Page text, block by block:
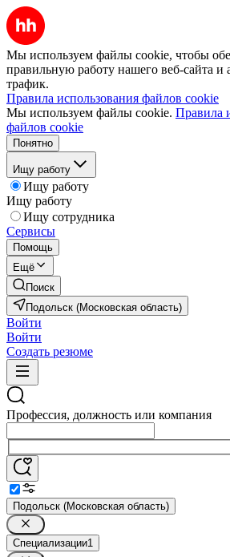
Мы используем файлы cookie, чтобы
правильную работу нашего веб-сайта и
трафик.
Правила использования файлов cookie
Мы используем файлы cookie. Правила
файлов cookie
Понятно
Ищу работу
Ищу работу
Ищу работу
Ищу сотрудника
Сервисы
Помощь
Ещё
Поиск
Подольск (Московская область)
Войти
Войти
Создать резюме
Профессия, должность или компания
Подольск (Московская область)
Специализации1